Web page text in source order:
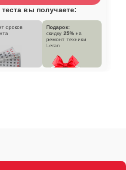
вы получаете:
сроков
Подарок:
скидку 25% на
ремонт техники
Leran